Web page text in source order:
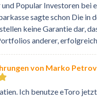
und Popular Investoren
sagte schon Die in
keine Garantie dar,
anderer,
von Marko
Ich benutze eToro